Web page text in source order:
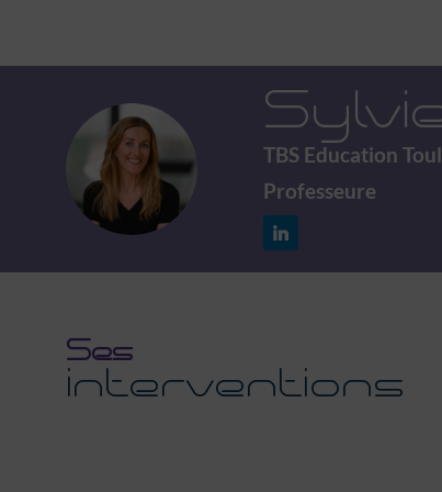
SB
TBS Education
Professeure
Ses
interventions